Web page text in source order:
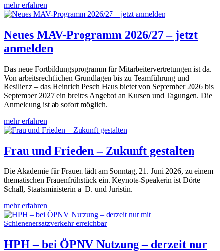
mehr erfahren
Neues MAV-Programm 2026/27 – jetzt
anmelden
Das neue Fortbildungsprogramm für Mitarbeitervertretungen ist da.
Von arbeitsrechtlichen Grundlagen bis zu Teamführung und
Resilienz – das Heinrich Pesch Haus bietet von September 2026 bis
September 2027 ein breites Angebot an Kursen und Tagungen. Die
Anmeldung ist ab sofort möglich.
mehr erfahren
Frau und Frieden – Zukunft gestalten
Die Akademie für Frauen lädt am Sonntag, 21. Juni 2026, zu einem
thematischen Frauenfrühstück ein. Keynote-Speakerin ist Dörte
Schall, Staatsministerin a. D. und Juristin.
mehr erfahren
HPH – bei ÖPNV Nutzung – derzeit nur